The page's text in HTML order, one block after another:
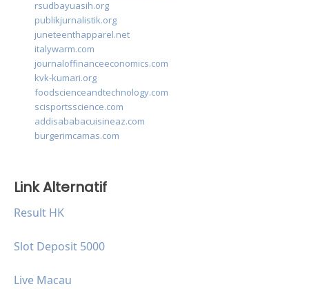
rsudbayuasih.org
publikjurnalistik.org
juneteenthapparel.net
italywarm.com
journaloffinanceeconomics.com
kvk-kumari.org
foodscienceandtechnology.com
scisportsscience.com
addisababacuisineaz.com
burgerimcamas.com
Link Alternatif
Result HK
Slot Deposit 5000
Live Macau